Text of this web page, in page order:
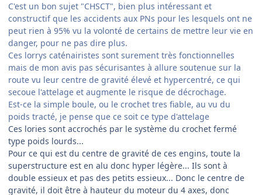
C'est un bon sujet "CHSCT", bien plus intéressant et
constructif que les accidents aux PNs pour les lesquels ont ne
peut rien à 95% vu la volonté de certains de mettre leur vie en
danger, pour ne pas dire plus.
Ces lorrys caténairistes sont surement très fonctionnelles
mais de mon avis pas sécurisantes à allure soutenue sur la
route vu leur centre de gravité élevé et hypercentré, ce qui
secoue l'attelage et augmente le risque de décrochage.
Est-ce la simple boule, ou le crochet tres fiable, au vu du
poids tracté, je pense que ce soit ce type d'attelage
Ces lories sont accrochés par le système du crochet fermé
type poids lourds...
Pour ce qui est du centre de gravité de ces engins, toute la
superstructure est en alu donc hyper légère... Ils sont à
double essieux et pas des petits essieux... Donc le centre de
gravité, il doit être à hauteur du moteur du 4 axes, donc